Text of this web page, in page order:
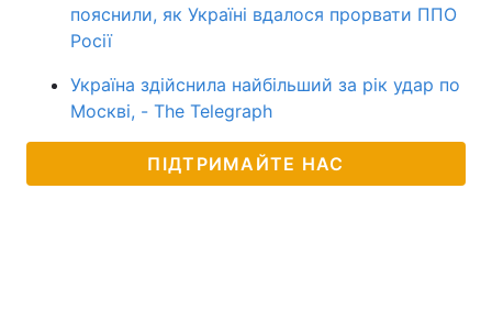
пояснили, як Україні вдалося прорвати ППО
Росії
Україна здійснила найбільший за рік удар по
Москві, - The Telegraph
ПІДТРИМАЙТЕ НАС